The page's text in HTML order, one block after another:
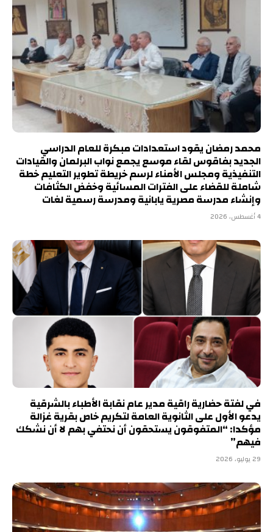
محمد رمضان يقود استعدادات مبكرة للعام الدراسي
الجديد بفاقوس لقاء موسع يجمع نواب البرلمان والقيادات
التنفيذية ومجلس الأمناء لرسم خريطة تطوير التعليم خطة
شاملة للقضاء على الفترات المسائية وخفض الكثافات
وإنشاء مدرسة مصرية يابانية ومدرسة رسمية لغات
4 أغسطس، 2026
في لفتة حضارية راقية مدير عام نقابة الأطباء بالشرقية
يدعو الأول على الثانوية العامة لتكريم خاص بقرية غزالة
مؤكدا: “المتفوقون يستحقون أن نحتفي بهم لا أن نشكك
فيهم”
29 يوليو، 2026